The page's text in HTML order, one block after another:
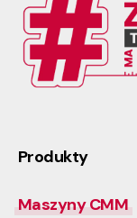
Produkty
Maszyny CMM